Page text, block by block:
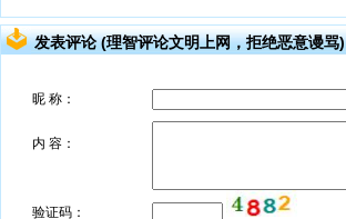
发表评论 (理智评论文明上网，拒绝恶意谩骂)